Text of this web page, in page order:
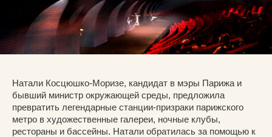
Натали Косцюшко-Моризе, кандидат в мэры Парижа и
бывший министр окружающей среды, предложила
превратить легендарные станции-призраки парижского
метро в художественные галереи, ночные клубы,
рестораны и бассейны. Натали обратилась за помощью к